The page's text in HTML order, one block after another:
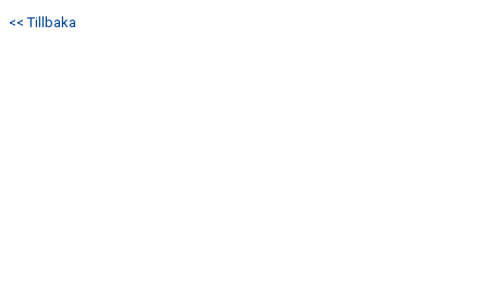
<< Tillbaka